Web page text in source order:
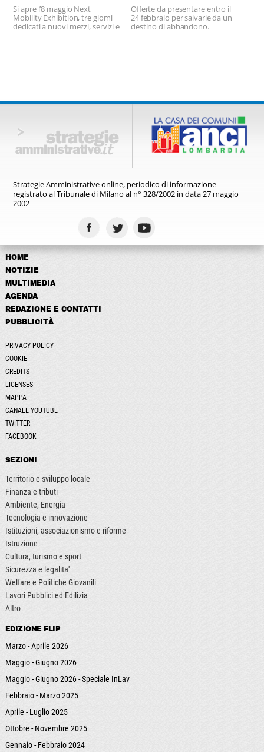
Si apre l’8 maggio Next
Mobility Exhibition, tre giorni
dedicati a nuovi mezzi, servizi e
Offerte da presentare entro il
24 febbraio per salvarle da un
destino di abbandono.
Strategie Amministrative online, periodico di informazione
registratoal Tribunale di Milano al n° 328/2002 in data 27 maggio
2002
HOME
NOTIZIE
MULTIMEDIA
AGENDA
REDAZIONE E CONTATTI
PUBBLICITÀ
PRIVACY POLICY
COOKIE
CREDITS
LICENSES
MAPPA
CANALE YOUTUBE
TWITTER
FACEBOOK
SEZIONI
Territorio e sviluppo locale
Finanza e tributi
Ambiente, Energia
Tecnologia e innovazione
Istituzioni, associazionismo e riforme
Istruzione
Cultura, turismo e sport
Sicurezza e legalita'
Welfare e Politiche Giovanili
Lavori Pubblici ed Edilizia
Altro
EDIZIONE FLIP
Marzo - Aprile 2026
Maggio - Giugno 2026
Maggio - Giugno 2026 - Speciale InLav
Febbraio - Marzo 2025
Aprile - Luglio 2025
Ottobre - Novembre 2025
Gennaio - Febbraio 2024